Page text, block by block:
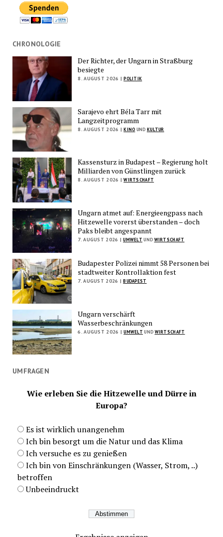
CHRONOLOGIE
Der Richter, der Ungarn in Straßburg
besiegte
8. AUGUST 2026 | POLITIK
Sarajevo ehrt Béla Tarr mit
Langzeitprogramm
8. AUGUST 2026 | KINO UND KULTUR
Kassensturz in Budapest – Regierung holt
Milliarden von Günstlingen zurück
8. AUGUST 2026 | WIRTSCHAFT
Ungarn atmet auf: Energieengpass nach
Hitzewelle vorerst überstanden – doch
Paks bleibt angespannt
7. AUGUST 2026 | UMWELT UND WIRTSCHAFT
Budapester Polizei nimmt 58 Personen bei
stadtweiter Kontrollaktion fest
7. AUGUST 2026 | BUDAPEST
Ungarn verschärft
Wasserbeschränkungen
6. AUGUST 2026 | UMWELT UND WIRTSCHAFT
UMFRAGEN
Wie erleben Sie die Hitzewelle und Dürre in
Europa?
Es ist wirklich unangenehm
Ich bin besorgt um die Natur und das Klima
Ich versuche es zu genießen
Ich bin von Einschränkungen (Wasser, Strom, ..)
betroffen
Unbeeindruckt